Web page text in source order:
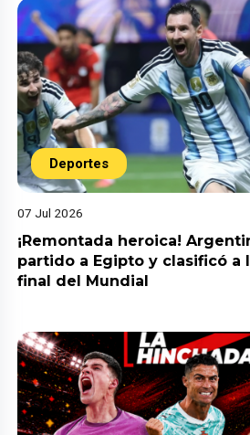
Deportes
07 Jul 2026
¡Remontada heroica!
partido a Egipto y clasificó a
final del Mundial